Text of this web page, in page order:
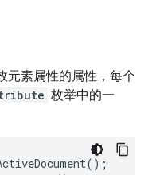
元素属性的属性，每个
枚举中的一
();